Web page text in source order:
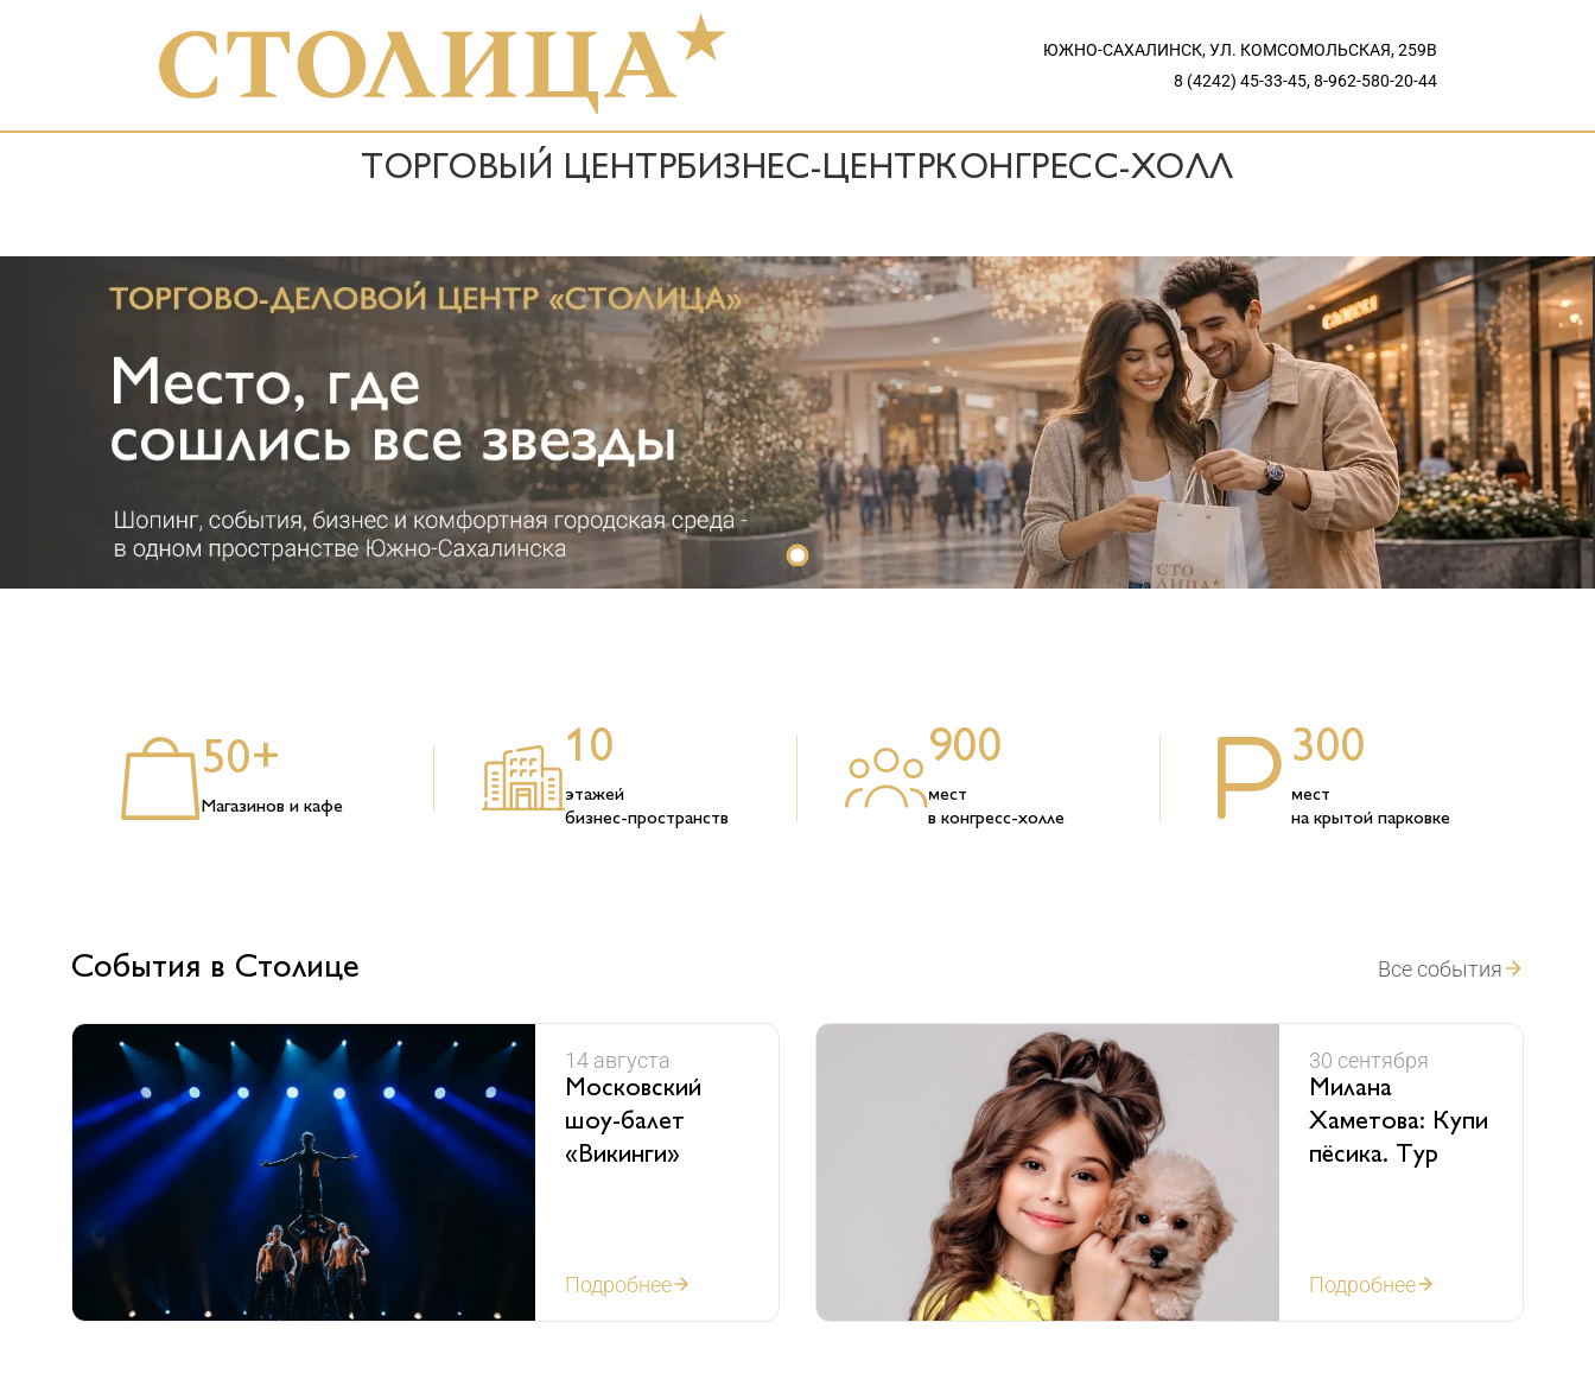
ЮЖНО-САХАЛИНСК, УЛ. КОМСОМОЛЬСКАЯ, 259В
8 (4242) 45-33-45, 8-962-580-20-44
ТОРГОВЫЙ ЦЕНТРБИЗНЕС-ЦЕНТРКОНГРЕСС-ХОЛЛ
50+
Магазинов и кафе
10
этажей
бизнес-пространств
900
мест
в конгресс-холле
300
мест
на крытой парковке
События в Столице Все события
14 августа
Московский
шоу-балет
«Викинги»
Подробнее
30 сентября
Милана
Хаметова: Купи
пёсика. Тур
Подробнее